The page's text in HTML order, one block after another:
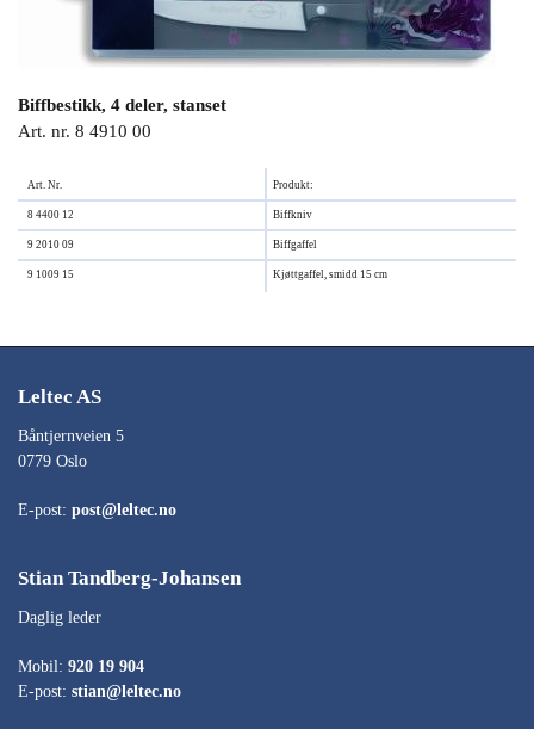
Biffbestikk, 4 deler, stanset
Art. nr. 8 4910 00
Art. Nr. Produkt:
8 4400 12 Biffkniv
9 2010 09 Biffgaffel
9 1009 15 Kjøttgaffel, smidd 15 cm
Leltec AS
Båntjernveien 5
0779 Oslo
E-post: post@leltec.no
Stian Tandberg-Johansen
Daglig leder
Mobil: 920 19 904
E-post: stian@leltec.no